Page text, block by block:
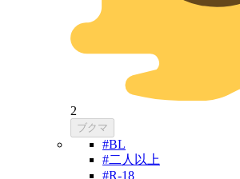
2
ブクマ
#BL
#二人以上
#R-18